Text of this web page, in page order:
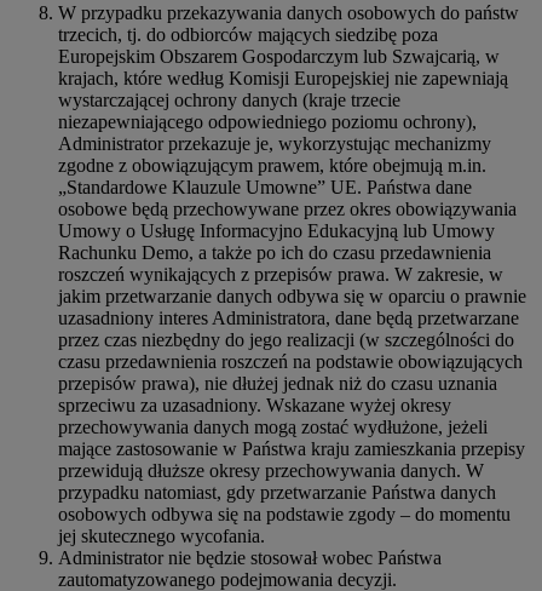
W przypadku przekazywania danych osobowych do państw
trzecich, tj. do odbiorców mających siedzibę poza
Europejskim Obszarem Gospodarczym lub Szwajcarią, w
krajach, które według Komisji Europejskiej nie zapewniają
wystarczającej ochrony danych (kraje trzecie
niezapewniającego odpowiedniego poziomu ochrony),
Administrator przekazuje je, wykorzystując mechanizmy
zgodne z obowiązującym prawem, które obejmują m.in.
„Standardowe Klauzule Umowne” UE. Państwa dane
osobowe będą przechowywane przez okres obowiązywania
Umowy o Usługę Informacyjno Edukacyjną lub Umowy
Rachunku Demo, a także po ich do czasu przedawnienia
roszczeń wynikających z przepisów prawa. W zakresie, w
jakim przetwarzanie danych odbywa się w oparciu o prawnie
uzasadniony interes Administratora, dane będą przetwarzane
przez czas niezbędny do jego realizacji (w szczególności do
czasu przedawnienia roszczeń na podstawie obowiązujących
przepisów prawa), nie dłużej jednak niż do czasu uznania
sprzeciwu za uzasadniony. Wskazane wyżej okresy
przechowywania danych mogą zostać wydłużone, jeżeli
mające zastosowanie w Państwa kraju zamieszkania przepisy
przewidują dłuższe okresy przechowywania danych. W
przypadku natomiast, gdy przetwarzanie Państwa danych
osobowych odbywa się na podstawie zgody – do momentu
jej skutecznego wycofania.
Administrator nie będzie stosował wobec Państwa
zautomatyzowanego podejmowania decyzji.